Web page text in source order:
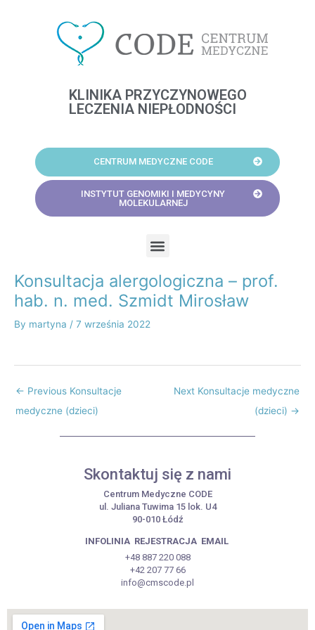
KLINIKA PRZYCZYNOWEGO
LECZENIA NIEPŁODNOŚCI
CENTRUM MEDYCZNE CODE
INSTYTUT GENOMIKI I MEDYCYNY
MOLEKULARNEJ
Konsultacja alergologiczna – prof.
hab. n. med. Szmidt Mirosław
By martyna / 7 września 2022
Post
navigation
← Previous Konsultacje
medyczne (dzieci)
Next Konsultacje medyczne
(dzieci) →
Skontaktuj się z nami
Centrum Medyczne CODE
ul. Juliana Tuwima 15 lok. U4
90-010 Łódź
INFOLINIA REJESTRACJA EMAIL
+48 887 220 088
+42 207 77 66
info@cmscode.pl